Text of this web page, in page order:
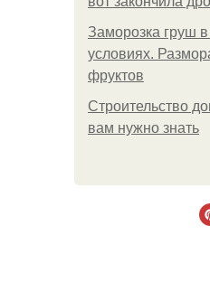
Заморозка груш
условиях.
фруктов
Строительство
вам нужно знать